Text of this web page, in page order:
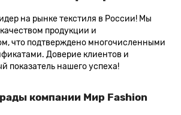
на рынке текстиля в России! Мы
продукции и
что подтверждено многочисленными
Доверие клиентов и
показатель нашего успеха!
компании Мир Fashion